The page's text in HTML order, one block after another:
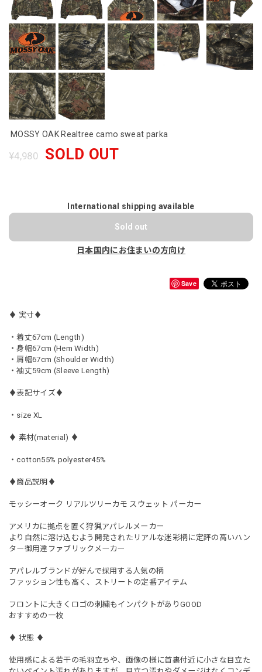
MOSSY OAK Realtree camo sweat parka
¥4,980 SOLD OUT
International shipping available
Sold out
日本国内にお住まいの方向け
Save
♦︎ 実寸♦︎
・着丈67cm (Length)
・身幅67cm (Hem Width)
・肩幅67cm (Shoulder Width)
・袖丈59cm (Sleeve Length)
♦︎表記サイズ♦︎
・size XL
♦︎ 素材(material) ♦︎
・cotton55% polyester45%
♦︎商品説明♦︎
モッシーオーク リアルツリーカモ スウェット パーカー
アメリカに拠点を置く狩猟アパレルメーカー
より自然に溶け込むよう開発されたリアルな迷彩柄に定評の高いハン
ター御用達ファブリックメーカー
アパレルブランドが好んで採用する人気の柄
ファッション性も高く、ストリートの定番アイテム
フロントに大きくロゴの刺繍もインパクトがありGOOD
おすすめの一枚
♦︎ 状態 ♦︎
使用感による若干の毛羽立ちや、画像の様に首裏付近に小さな目立た